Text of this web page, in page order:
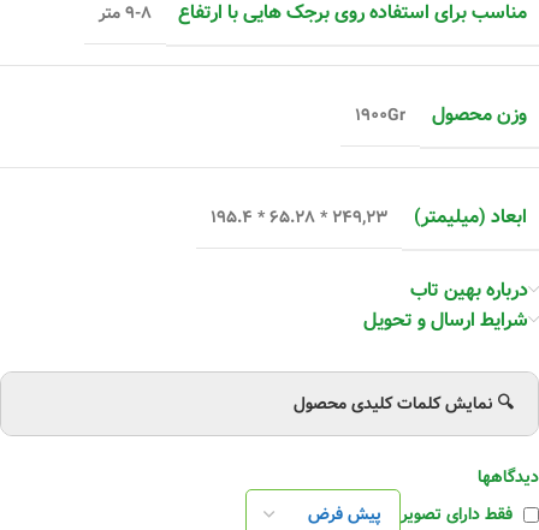
مناسب برای استفاده روی برجک هایی با ارتفاع ۹-۸ متر
وزن محصول ۱۹۰۰Gr
ابعاد (میلیمتر) ۲۴۹,۲۳ * ۶۵.۲۸ * ۱۹۵.۴
درباره بهین تاب
شرایط ارسال و تحویل
🔍 نمایش کلمات کلیدی محصول
دیدگاهها
فقط دارای تصویر